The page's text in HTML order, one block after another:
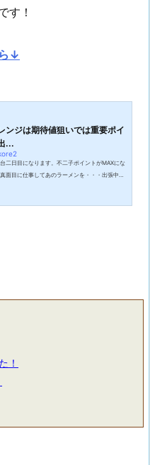
す！
↓
ンジは期待値狙いでは重要ポイ
...
二日目になります。不二子ポイントがMAXにな
面目に仕事してあのラーメンを・・・出張中の
！